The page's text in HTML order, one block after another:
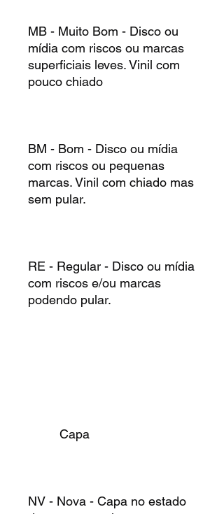
MB - Muito Bom - Disco ou
mídia com riscos ou marcas
superficiais leves. Vinil com
pouco chiado
BM - Bom - Disco ou mídia
com riscos ou pequenas
marcas. Vinil com chiado mas
sem pular.
RE - Regular - Disco ou mídia
com riscos e/ou marcas
podendo pular.
Capa
NV - Nova - Capa no estado